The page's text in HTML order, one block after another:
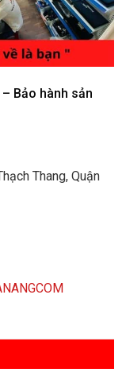
Bảo hành sản
Thang, Quận